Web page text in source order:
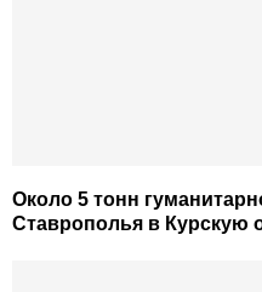
Около 5 тонн
Ставрополья в Курскую